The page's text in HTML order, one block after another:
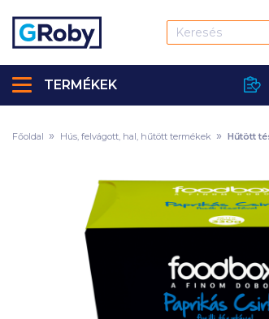
TERMÉKEK
Főoldal Hús, felvágott, hal, hűtött termékek Hűtött